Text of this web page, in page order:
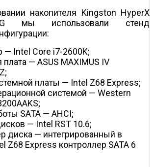
накопителя Kingston HyperX
мы использовали стенд
— Intel Core i7-2600K;
плата — ASUS MAXIMUS IV
платы — Intel Z68 Express;
системой — Western
SATA — AHCI;
— Intel RST 10.6;
диска — интегрированный в
Z68 Express контроллер SATA 6